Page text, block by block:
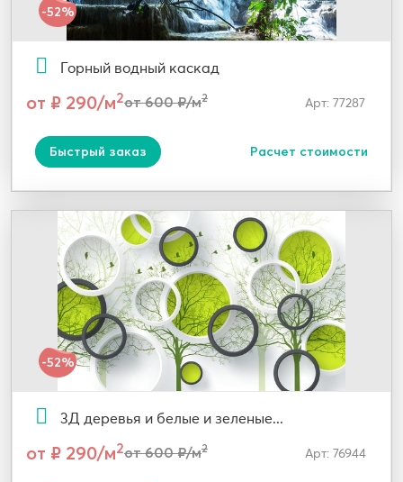
-52%
Горный водный каскад
от ₽ 290/м2от 600 ₽/м2 Арт: 77287
Быстрый заказ Расчет стоимости
-52%
3Д деревья и белые и зеленые...
от ₽ 290/м2от 600 ₽/м2 Арт: 76944